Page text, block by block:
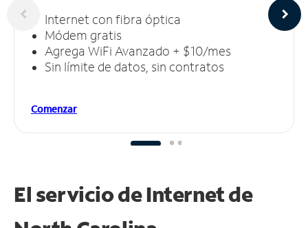
Internet con fibra óptica
Módem gratis
Agrega WiFi Avanzado + $10/mes
Sin límite de datos, sin contratos
Comenzar
El servicio de Internet de